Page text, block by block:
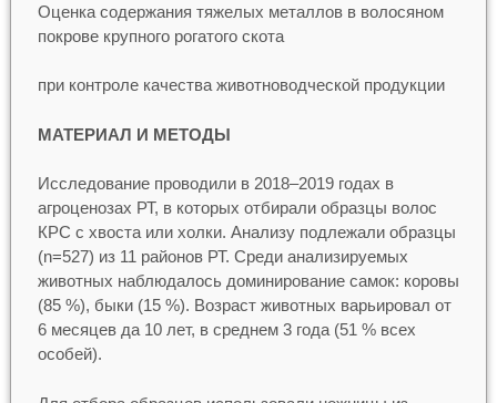
Оценка содержания тяжелых металлов в волосяном
покрове крупного рогатого скота
при контроле качества животноводческой продукции
МАТЕРИАЛ И МЕТОДЫ
Исследование проводили в 2018–2019 годах в
агроценозах РТ, в которых отбирали образцы волос
КРС с хвоста или холки. Анализу подлежали образцы
(n=527) из 11 районов РТ. Среди анализируемых
животных наблюдалось доминирование самок: коровы
(85 %), быки (15 %). Возраст животных варьировал от
6 месяцев да 10 лет, в среднем 3 года (51 % всех
особей).